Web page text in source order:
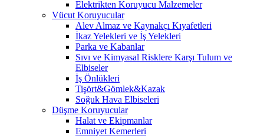
Elektrikten Koruyucu Malzemeler
Vücut Koruyucular
Alev Almaz ve Kaynakçı Kıyafetleri
İkaz Yelekleri ve İş Yelekleri
Parka ve Kabanlar
Sıvı ve Kimyasal Risklere Karşı Tulum ve
Elbiseler
İş Önlükleri
Tişört&Gömlek&Kazak
Soğuk Hava Elbiseleri
Düşme Koruyucular
Halat ve Ekipmanlar
Emniyet Kemerleri